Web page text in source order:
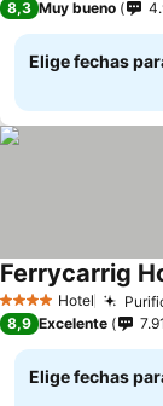
8,3 Muy bueno
Elige fechas
4 EstrellasHotel
Ferrycarrig
8,9 Excelente
Elige fechas